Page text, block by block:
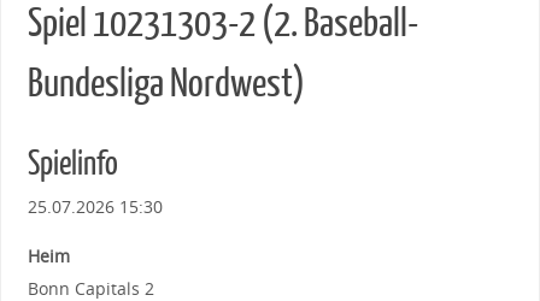
Spiel 10231303-2 (2. Baseball-
Bundesliga Nordwest)
Spielinfo
25.07.2026 15:30
Heim
Bonn Capitals 2